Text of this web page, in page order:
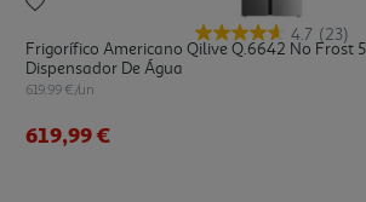
4.7 (23)
Frigorífico Americano Qilive Q.6642 No Frost
Dispensador De Água
619.99 €/un
619,99 €